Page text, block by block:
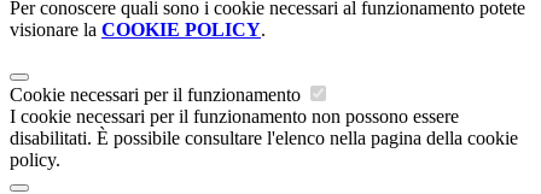
Per conoscere quali sono i cookie necessari al funzionamento potete
visionare la COOKIE POLICY.
Cookie necessari per il funzionamento
I cookie necessari per il funzionamento non possono essere
disabilitati. È possibile consultare l'elenco nella pagina della cookie
policy.